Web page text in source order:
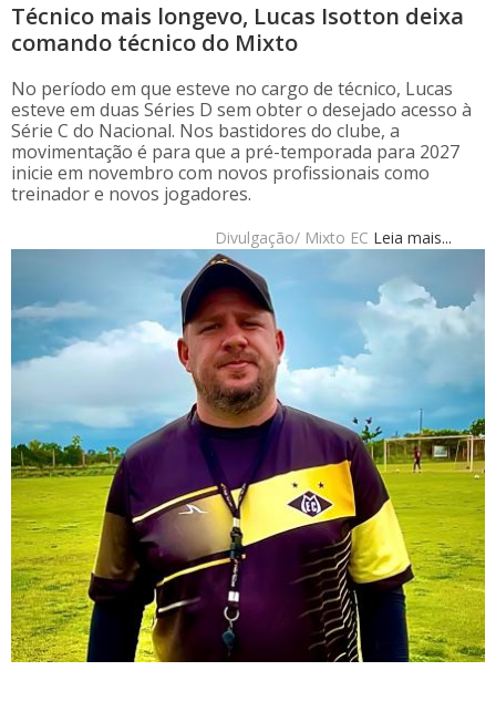
Técnico mais longevo, Lucas Isotton deixa
comando técnico do Mixto
No período em que esteve no cargo de técnico, Lucas
esteve em duas Séries D sem obter o desejado acesso à
Série C do Nacional. Nos bastidores do clube, a
movimentação é para que a pré-temporada para 2027
inicie em novembro com novos profissionais como
treinador e novos jogadores.
Leia mais...
Divulgação/ Mixto EC